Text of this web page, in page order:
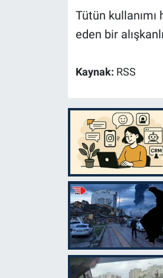
Tütün
eden bir
Kaynak: RSS